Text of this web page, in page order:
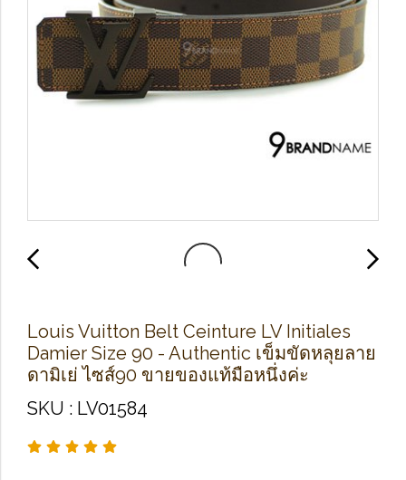
Louis Vuitton Belt Ceinture LV Initiales
Damier Size 90 - Authentic เข็มขัดหลุยลาย
ดามิเย่ ไซส์90 ขายของแท้มือหนึ่งค่ะ
SKU : LV01584